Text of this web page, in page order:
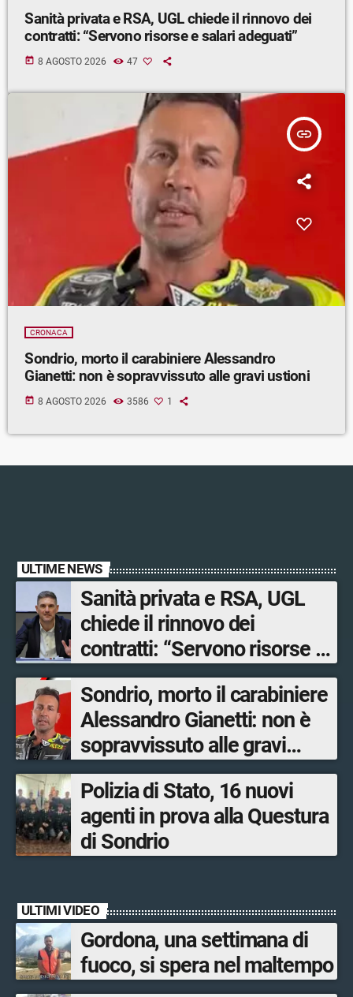
Sanità privata e RSA, UGL chiede il rinnovo dei
contratti: “Servono risorse e salari adeguati”
today 8 AGOSTO 2026 47
insert_link
CRONACA
Sondrio, morto il carabiniere Alessandro
Gianetti: non è sopravvissuto alle gravi ustioni
today 8 AGOSTO 2026 3586 1
ULTIME NEWS
Sanità privata e RSA, UGL
chiede il rinnovo dei
contratti: “Servono risorse e
salari adeguati”
Sondrio, morto il carabiniere
Alessandro Gianetti: non è
sopravvissuto alle gravi
ustioni
Polizia di Stato, 16 nuovi
agenti in prova alla Questura
di Sondrio
ULTIMI VIDEO
Gordona, una settimana di
fuoco, si spera nel maltempo